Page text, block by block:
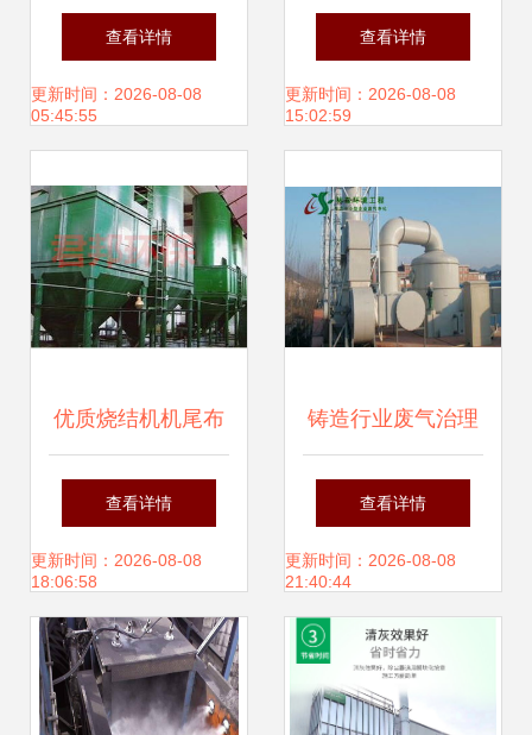
与异味处理设备 打
造绿色生产新标杆
查看详情
更新时间：2026-08-08
05:45:55
器 高清视野下的高
效除尘技术详解
查看详情
更新时间：2026-08-08
15:02:59
优质烧结机机尾布
袋除尘器 守护绿色
生产的核心设备
查看详情
更新时间：2026-08-08
18:06:58
铸造行业废气治理
全攻略 林森专业废
气处理与粉尘治理
设备解析
查看详情
更新时间：2026-08-08
21:40:44